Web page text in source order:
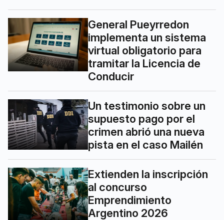
General Pueyrredon
implementa un sistema
virtual obligatorio para
tramitar la Licencia de
Conducir
Un testimonio sobre un
supuesto pago por el
crimen abrió una nueva
pista en el caso Mailén
Extienden la inscripción
al concurso
Emprendimiento
Argentino 2026